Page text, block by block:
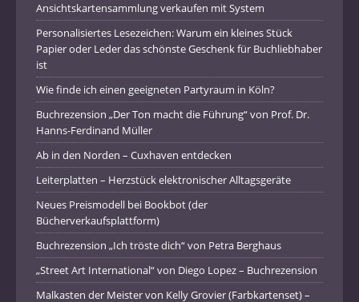
Ansichtskartensammlung verkaufen mit System
Personalisiertes Lesezeichen: Warum ein kleines Stück
Papier oder Leder das schönste Geschenk für Buchliebhaber
ist
Wie finde ich einen geeigneten Partyraum in Köln?
Buchrezension „Der Ton macht die Führung“ von Prof. Dr.
Hanns-Ferdinand Müller
Ab in den Norden – Cuxhaven entdecken
Leiterplatten – Herzstück elektronischer Alltagsgeräte
Neues Preismodell bei Bookbot (der
Bücherverkaufsplattform)
Buchrezension „Ich tröste dich“ von Petra Berghaus
„Street Art International“ von Diego Lopez – Buchrezension
Malkasten der Meister von Kelly Grovier (Farbkartenset) –